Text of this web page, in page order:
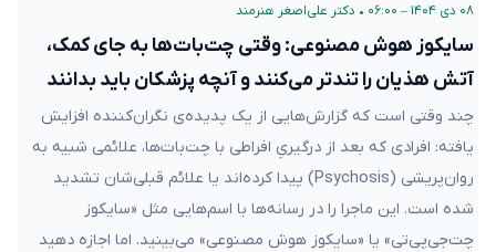
۰۸ دی ۱۴۰۴ – ۰۶:۰۰ • دکتر علی‌اصغر هنرمند
سایکوز هوش مصنوعی: وقتی چت‌بات‌ها به جای کمک،
آتش هذیان را تندتر می‌کنند و آنچه پزشکان باید بدانند
چند وقتی است که گزارش‌هایی از یک پدیده‌ی نگران‌کننده افزایش
یافته: افرادی که بعد از درگیریِ افراطی با چت‌بات‌ها، علائمی شبیه به
روان‌پریشی (Psychosis) پیدا کرده‌اند یا علائم قبلی‌شان تشدید
شده است. این ماجرا را در رسانه‌ها با اسم‌هایی مثل «سایکوز
چت‌جی‌پی‌تی» یا «سایکوز هوش مصنوعی» می‌بینید. اما اجازه دهید